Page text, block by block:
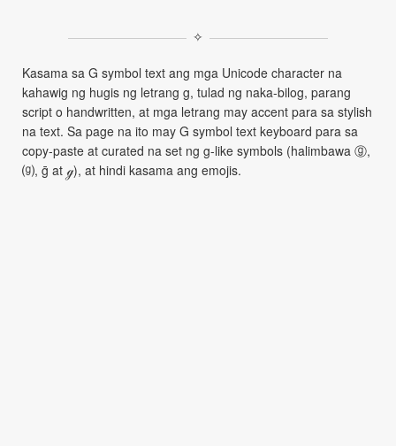
✧
Kasama sa G symbol text ang mga Unicode character na
kahawig ng hugis ng letrang g, tulad ng naka-bilog, parang
script o handwritten, at mga letrang may accent para sa stylish
na text. Sa page na ito may G symbol text keyboard para sa
copy-paste at curated na set ng g-like symbols (halimbawa ⓖ,
⒢, ḡ at ℊ), at hindi kasama ang emojis.